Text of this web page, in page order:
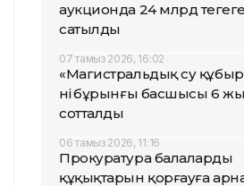
аукционда 24 млрд теңгеге
сатылды
07 тамыз 2026, 16:02
«Магистральдық су
нің бұрынғы басшысы 6
сотталды
06 тамыз 2026, 11:16
Прокуратура балалардың
құқықтарын қорғауға